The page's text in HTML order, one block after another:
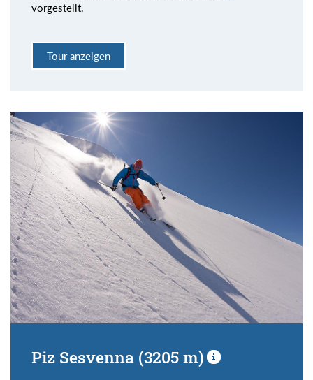
vorgestellt.
Tour anzeigen
Piz Sesvenna (3205 m)